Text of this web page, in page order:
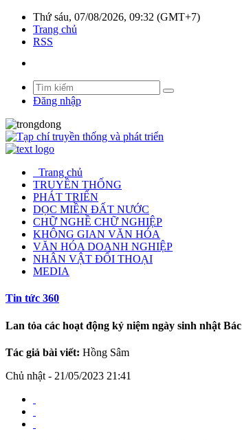
Thứ sáu, 07/08/2026, 09:32 (GMT+7)
Trang chủ
RSS
Đăng nhập
Trang chủ
TRUYỀN THỐNG
PHÁT TRIỂN
DỌC MIỀN ĐẤT NƯỚC
CHỮ NGHỀ CHỮ NGHIỆP
KHÔNG GIAN VĂN HÓA
VĂN HÓA DOANH NGHIỆP
NHÂN VẬT ĐỐI THOẠI
MEDIA
Tin tức 360
Lan tỏa các hoạt động kỷ niệm ngày sinh nhật Bác
Tác giả bài viết: Hồng Sâm
Chủ nhật - 21/05/2023 21:41